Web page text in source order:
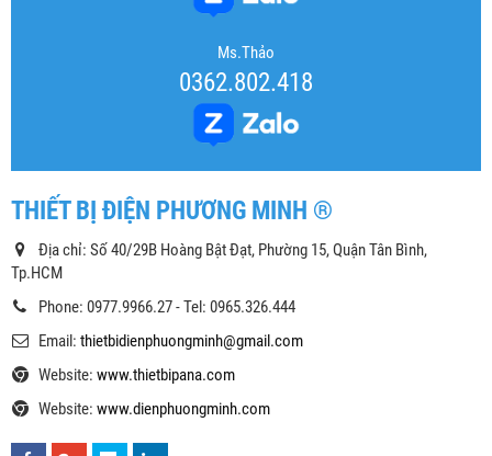
Ms.Thảo
0362.802.418
THIẾT BỊ ĐIỆN PHƯƠNG MINH ®
Địa chỉ: Số 40/29B Hoàng Bật Đạt, Phường 15, Quận Tân Bình,
Tp.HCM
Phone: 0977.9966.27 - Tel: 0965.326.444
Email: thietbidienphuongminh@gmail.com
Website: www.thietbipana.com
Website: www.dienphuongminh.com